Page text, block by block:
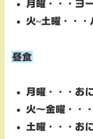
月曜・・・ ヨ
火~土曜・・・
昼食
月曜・・・お
火～金曜・・
土曜・・・ お